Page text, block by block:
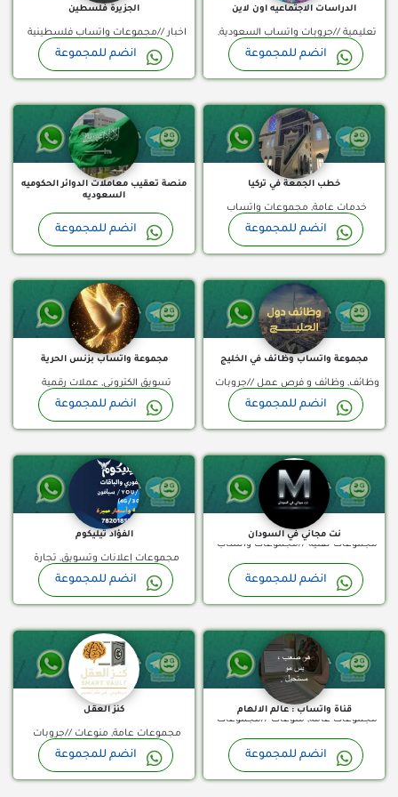
سودان, مجموعات واتساب سوريا,
مجموعات واتساب عمانية, مجموعات
قطر, مجموعات واتساب ليبيا,
مجموعات واتساب مصر
الدراسات الاجتماعيه اون لاين
تعليمية //جروبات واتساب السعودية,
مجموعات واتساب الامارات, مجموعات
واتساب الكويت, مجموعات واتساب
تركية, مجموعات واتساب قطر,
مجموعات واتساب مصر
انضم للمجموعة
الجزيرة فلسطين
اخبار //مجموعات واتساب فلسطينية
انضم للمجموعة
خطب الجمعة في تركيا
قناة واتساب
خدمات عامة, مجموعات واتساب
اسلامية //مجموعات واتساب تركية,
مجموعات واتساب عرب
انضم للمجموعة
منصة تعقيب معاملات الدوائر الحكوميه
السعوديه
طلبات تعقيب - إنجاز
مجموعات تعقيب وخدمات حكومية,
خدمات عامة //جروبات واتساب
انضم للمجموعة
مجموعة واتساب وظائف في الخليج
قناة واتساب
وظائف, وظائف و فرص عمل //جروبات
واتساب السعودية, جروبات واتساب
بحرينية, مجموعات واتساب الامارات,
مجموعات واتساب الكويت, مجموعات
واتساب عمانية, مجموعات واتساب
قطر
انضم للمجموعة
مجموعة واتساب بزنس الحرية
مجموعة واتساب
تسويق الكتروني, عملات رقمية
وتداولات //جروبات واتساب السعودية,
جروبات واتساب بحرينية, مجموعات
واتساب الامارات, مجموعات واتساب
الجزائر, مجموعات واتساب العراق,
مجموعات واتساب الكويت, مجموعات
واتساب المغرب, مجموعات واتساب
مجموعات واتساب سودان, مجموعات
واتساب سوريا, مجموعات واتساب
مجموعات واتساب فلسطينية,
مجموعات واتساب قطر, مجموعات
واتساب ليبيا, مجموعات واتساب مصر
انضم للمجموعة
نت مجاني في السودان
مجموعة واتساب
مجموعات تقنية //مجموعات واتساب
سودان
انضم للمجموعة
الفؤاد تيليكوم
مجموعة واتساب
مجموعات إعلانات وتسويق, تجارة
وتسويق //مجموعات واتساب اليمن,
مجموعات واتساب عمانية
انضم للمجموعة
قناة واتساب : عالم الالهام
قناة واتساب
مجموعات عامة, منوعات //مجموعات
واتساب سوريا
انضم للمجموعة
كنز العقل
قناة واتساب
مجموعات عامة, منوعات //جروبات
واتساب السعودية, جروبات واتساب
بحرينية, مجموعات واتساب الامارات,
انضم للمجموعة مجموعة واتساب قناة واتساب